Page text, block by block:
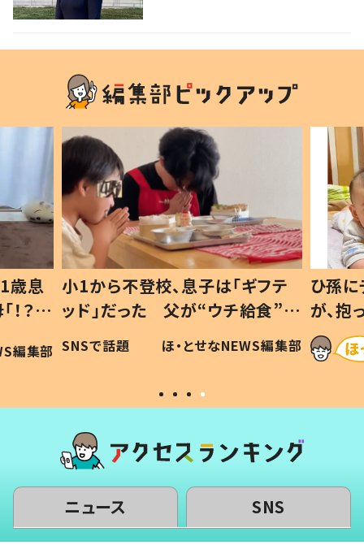
歳息
？」
編集部
小1から不登校、息子は「ギフテ
ッド」だった 父が“ウチ給食”を
作り続ける理由とは #令和の親
#令和の子
SNSで話題 ほ・とせなNEWS編集部
ひ孫
が、
「涙が
い」
ニュース SNS